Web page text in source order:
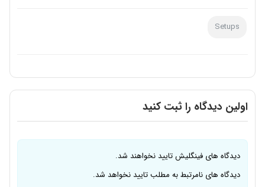
Setups
اولین دیدگاه را ثبت کنید
دیدگاه های فینگلیش تایید نخواهند شد.
دیدگاه های نامرتبط به مطلب تایید نخواهد شد.